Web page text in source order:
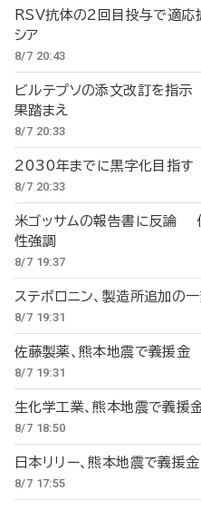
RSV抗体の2回目投与で適
シア
8/7 20:43
ビルテプソの添文改訂を
果踏まえ
8/7 20:33
2030年までに黒字化目指
8/7 20:33
米ゴッサムの報告書に反論
性強調
8/7 19:37
ステボロニン、製造所追加の
8/7 19:31
佐藤製薬、熊本地震で義援
8/7 19:31
生化学工業、熊本地震で義
8/7 18:50
日本リリー、熊本地震で義援
8/7 17:55